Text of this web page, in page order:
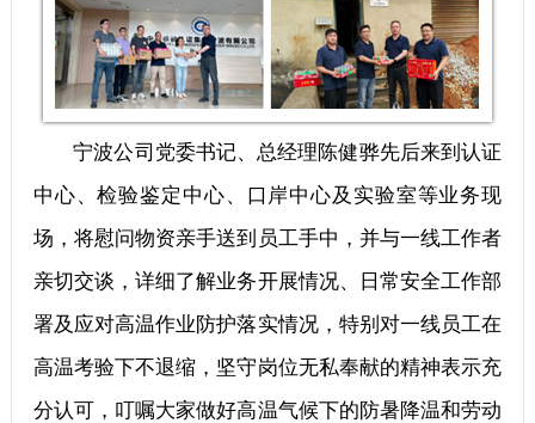
宁波公司党委书记、总经理陈健骅先后来到认证
中心、检验鉴定中心、口岸中心及实验室等业务现
场，将慰问物资亲手送到员工手中，并与一线工作者
亲切交谈，详细了解业务开展情况、日常安全工作部
署及应对高温作业防护落实情况，特别对一线员工在
高温考验下不退缩，坚守岗位无私奉献的精神表示充
分认可，叮嘱大家做好高温气候下的防暑降温和劳动